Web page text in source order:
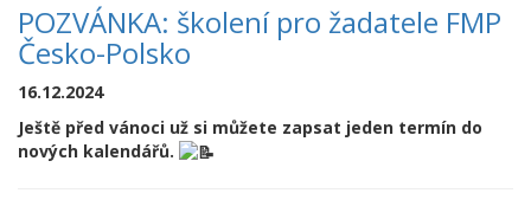
POZVÁNKA: školení pro žadatele FMP
Česko-Polsko
16.12.2024
Ještě před vánoci už si můžete zapsat jeden termín do
nových kalendářů.